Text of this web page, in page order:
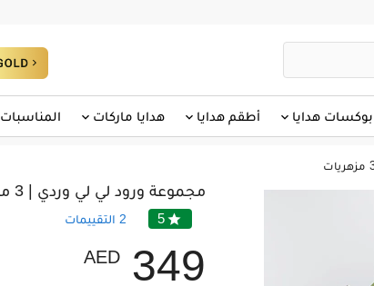
بوكسات هدايا أطقم هدايا هدايا ماركات المناسبات
مجموعة ورود لي لي وردي | 3 مزهريات
5
2 التقييمات
AED 349